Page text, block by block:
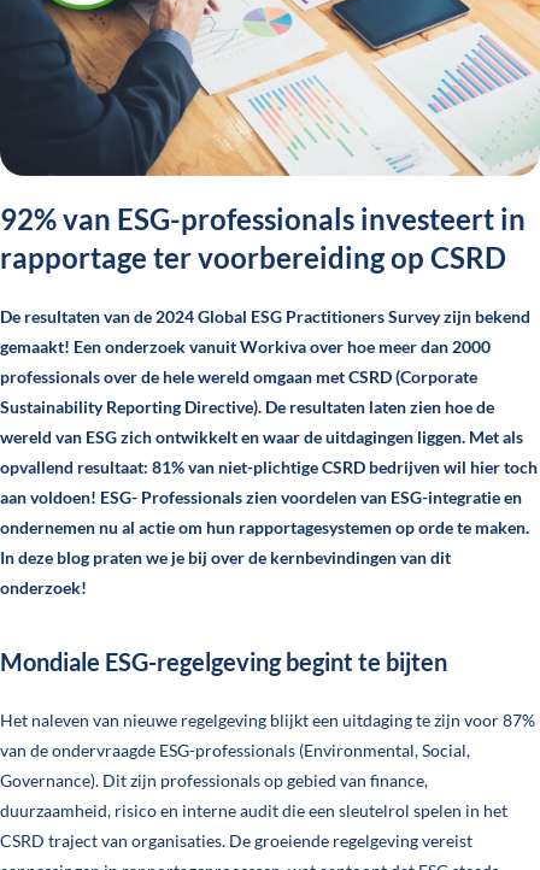
92% van ESG-professionals investeert in
rapportage ter voorbereiding op CSRD
De resultaten van de 2024 Global ESG Practitioners Survey zijn bekend
gemaakt! Een onderzoek vanuit Workiva over hoe meer dan 2000
professionals over de hele wereld omgaan met CSRD (Corporate
Sustainability Reporting Directive). De resultaten laten zien hoe de
wereld van ESG zich ontwikkelt en waar de uitdagingen liggen. Met als
opvallend resultaat: 81% van niet-plichtige CSRD bedrijven wil hier toch
aan voldoen! ESG- Professionals zien voordelen van ESG-integratie en
ondernemen nu al actie om hun rapportagesystemen op orde te maken.
In deze blog praten we je bij over de kernbevindingen van dit
onderzoek!
Mondiale ESG-regelgeving begint te bijten
Het naleven van nieuwe regelgeving blijkt een uitdaging te zijn voor 87%
van de ondervraagde ESG-professionals (Environmental, Social,
Governance). Dit zijn professionals op gebied van finance,
duurzaamheid, risico en interne audit die een sleutelrol spelen in het
CSRD traject van organisaties. De groeiende regelgeving vereist